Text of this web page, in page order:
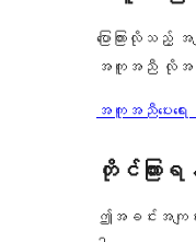
ပြောကြားလိုသည့်
အကူအညီ လိုအပ်
အကူအညီပေးရ
တိုင်ကြား
ဤအခင်းအကျင်း